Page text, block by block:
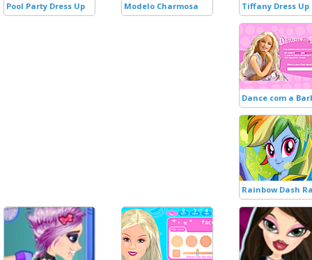
Pool Party Dress Up Modelo Charmosa Tiffany Dress Up
Dance com a
Rainbow Dash